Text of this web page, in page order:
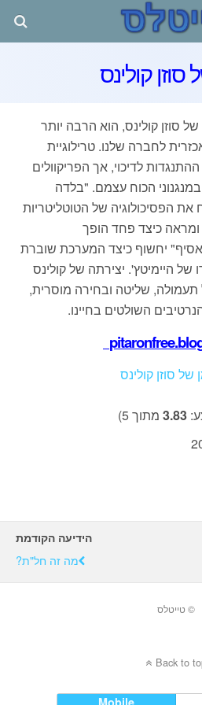
סוזן קולינס
סוזן קולינס, הוא הרבה יותר
לחברה שלנו. טרילוגיית
לדיכוי, אך הפריקוולים
הכוח עצמם. "בלדה
את הפסיכולוגיה של הטוטליטריות
ומראה כיצד פחד הופך
יחשוף כיצד המערכת שוברת
היימיטץ'. יצירתה של קולינס
שליטה ובחירה מוסרית,
השולטים בחיינו.
3.83 מתוך 5)
הידיעה הקודמת
מה זה חל"ת?
© טייטלס
Back to
Mobile